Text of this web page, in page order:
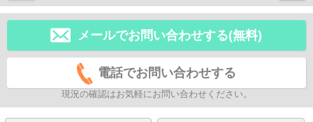
メールでお問い合わせする(無料)
電話でお問い合わせする
現況の確認はお気軽にお問い合わせください。